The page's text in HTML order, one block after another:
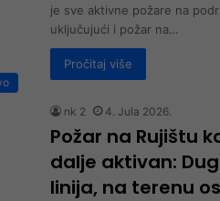
je sve aktivne požare na
uključujući i požar na…
Pročitaj više
nk 2 4. Jula 2026.
Požar na Rujištu
dalje aktivan:
linija, na terenu